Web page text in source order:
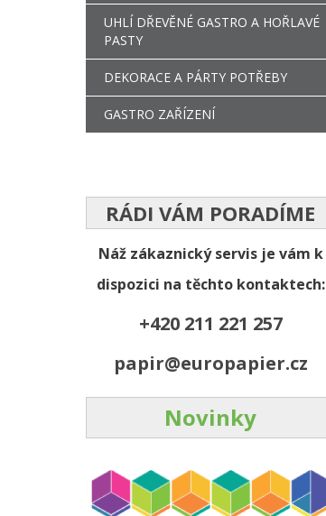
UHLÍ DŘEVĚNÉ GASTRO A HOŘLAVÉ
PASTY
DEKORACE A PÁRTY POTŘEBY
GASTRO ZAŘÍZENÍ
RÁDI VÁM PORADÍME
Náž zákaznický servis je vám k
dispozici na těchto kontaktech:
+420 211 221 257
papir@europapier.cz
Novinky